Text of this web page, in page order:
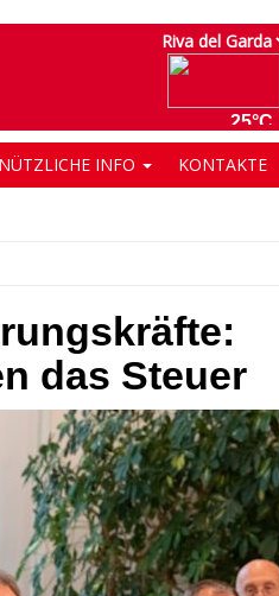
NÜTZLICHE INFO KONTAKTE
das Steuer